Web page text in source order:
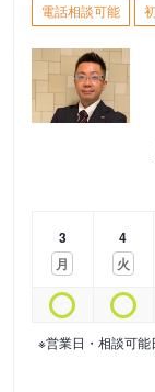
電話相談可能
3
月
4
火
※営業日・相談可